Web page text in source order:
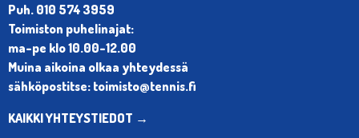
Puh. 010 574 3959
Toimiston puhelinajat:
ma-pe klo 10.00-12.00
Muina aikoina olkaa yhteydessä
sähköpostitse: toimisto@tennis.fi
KAIKKI YHTEYSTIEDOT →